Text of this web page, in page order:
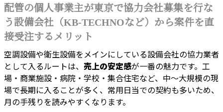
配管の個人事業主が東京で協力会社募集を行な
う設備会社（KB-TECHNOなど）から案件を直
接受注するメリット
空調設備や衛生設備をメインにしている設備会社の協力業者
として入るルートは、 売上の安定感が一番の魅力です。工
場・商業施設・病院・学校・集合住宅など、中〜大規模の現
場で長期に入ることが多く、常用日当での契約も多いため、
月の手残りを読みやすくなります。